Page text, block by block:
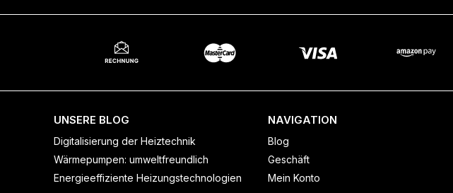
UNSERE BLOG
Digitalisierung der Heiztechnik
Wärmepumpen: umweltfreundlich
Energieeffiziente Heizungstechnologien
NAVIGATION
Blog
Geschäft
Mein Konto